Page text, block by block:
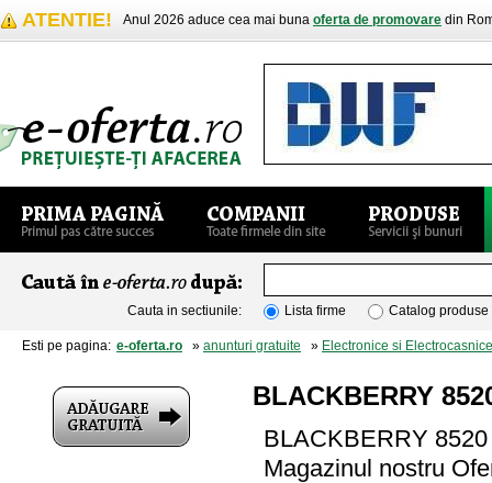
ATENTIE! Anul 2026 aduce cea mai buna oferta de promovare din
Cauta in sectiunile: Lista firme Catalog produse
Esti pe pagina: e-oferta.ro » anunturi gratuite » Electronice si Electrocasnice
BLACKBERRY
BLACKBERRY
Magazinul nostru